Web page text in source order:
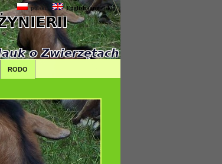
polski English (angielski)
RODO